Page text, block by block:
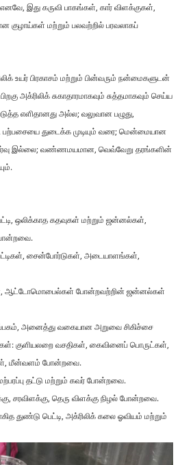
இது கருவி பாகங்கள், கார் விளக்குகள்,
மற்றும் பலவற்றில் பரவலாகப்
உயர் பிரகாசம் மற்றும் பின்வரும் நன்மைகளுடன்
அக்ரிலிக் சுகாதாரமாகவும் சுத்தமாகவும் செய்ய
எளிதானது அல்ல; வலுவான பழுது,
பற்பசையை துடைக்க முடியும் வரை; மென்மையான
இல்லை; வண்ணமயமான, வெவ்வேறு தரங்களின்
ஒலிக்காத கதவுகள் மற்றும் ஜன்னல்கள்,
சைன்போர்டுகள், அடையாளங்கள்,
ஆட்டோமொபைல்கள் போன்றவற்றின் ஜன்னல்கள்
அனைத்து வகையான அறுவை சிகிச்சை
குளியலறை வசதிகள், கைவினைப் பொருட்கள்,
மீன்வளம் போன்றவை.
தட்டு மற்றும் கவர் போன்றவை.
சரவிளக்கு, தெரு விளக்கு நிழல் போன்றவை.
துண்டு பெட்டி, அக்ரிலிக் கலை ஓவியம் மற்றும்